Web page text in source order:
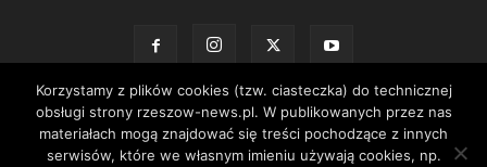
Kontakt Polityka prywatności Regulamin portalu
Korzystamy z plików cookies (tzw. ciasteczka) do technicznej
obsługi strony rzeszow-news.pl. W publikowanych przez nas
materiałach mogą znajdować się treści pochodzące z innych
serwisów, które we własnym imieniu używają cookies, np.